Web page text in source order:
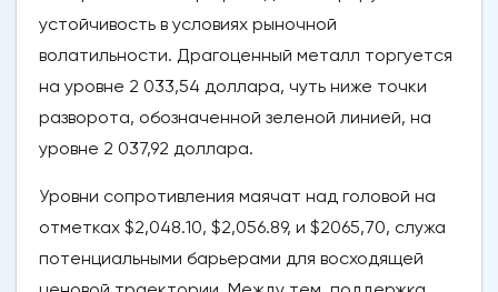
устойчивость в условиях рыночной
волатильности. Драгоценный металл торгуется
на уровне 2 033,54 доллара, чуть ниже точки
разворота, обозначенной зеленой линией, на
уровне 2 037,92 доллара.
Уровни сопротивления маячат над головой на
отметках $2,048.10, $2,056.89, и $2065,70, служа
потенциальными барьерами для восходящей